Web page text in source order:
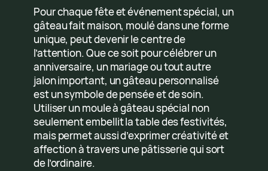
Pour chaque fête et événement spécial, un
gâteau fait maison, moulé dans une forme
unique, peut devenir le centre de
l’attention. Que ce soit pour célébrer un
anniversaire, un mariage ou tout autre
jalon important, un gâteau personnalisé
est un symbole de pensée et de soin.
Utiliser un moule à gâteau spécial non
seulement embellit la table des festivités,
mais permet aussi d’exprimer créativité et
affection à travers une pâtisserie qui sort
de l’ordinaire.